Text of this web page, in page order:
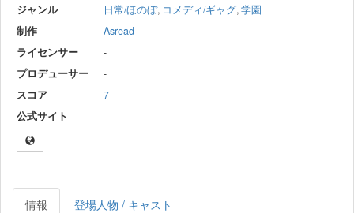
ジャンル 日常/ほのぼ, コメディ/ギャグ,学園
制作
Asread
ライセンサー
-
プロデューサー
-
スコア
7
公式サイト
情報 登場人物 / キャスト